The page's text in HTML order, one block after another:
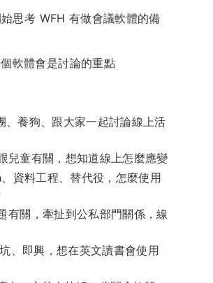
思考 WFH 有做會議軟體的備
軟體會是討論的重點
、養狗、跟大家一起討論線上活
兒童有關，想知道線上怎麼應變
資料工程、替代役，怎麼使用
有關，牽扯到公私部門關係，線
、即興，想在英文讀書會使用